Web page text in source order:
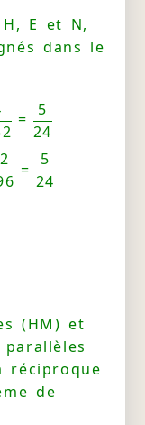
E et N,
dans le
=
5
24
=
5
24
(HM) et
réciproque
de